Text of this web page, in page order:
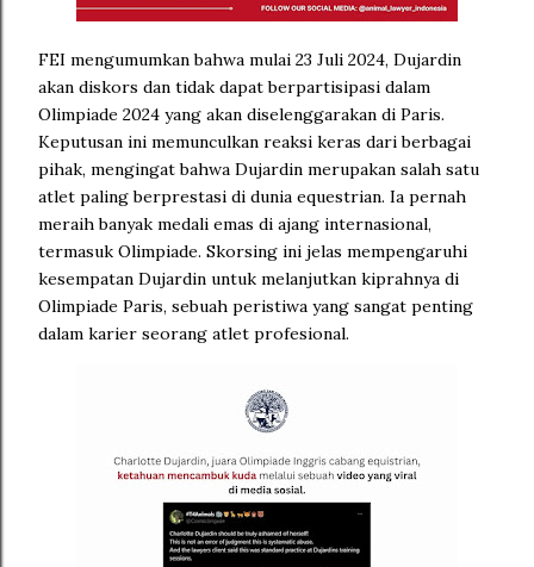
FEI mengumumkan bahwa mulai 23 Juli 2024, Dujardin
akan diskors dan tidak dapat berpartisipasi dalam
Olimpiade 2024 yang akan diselenggarakan di Paris.
Keputusan ini memunculkan reaksi keras dari berbagai
pihak, mengingat bahwa Dujardin merupakan salah satu
atlet paling berprestasi di dunia equestrian. Ia pernah
meraih banyak medali emas di ajang internasional,
termasuk Olimpiade. Skorsing ini jelas mempengaruhi
kesempatan Dujardin untuk melanjutkan kiprahnya di
Olimpiade Paris, sebuah peristiwa yang sangat penting
dalam karier seorang atlet profesional.